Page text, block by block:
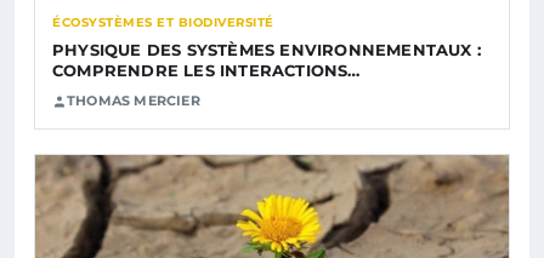
ÉCOSYSTÈMES ET BIODIVERSITÉ
PHYSIQUE DES SYSTÈMES ENVIRONNEMENTAUX :
COMPRENDRE LES INTERACTIONS…
THOMAS MERCIER